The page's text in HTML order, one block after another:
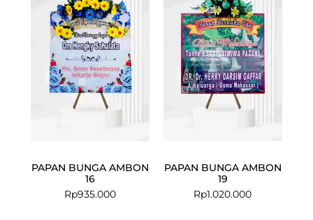
PAPAN BUNGA AMBON
16
Rp935.000
PAPAN BUNGA AMBON
19
Rp1.020.000